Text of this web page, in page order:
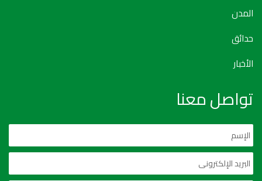
المدن
حدائق
الأخبار
تواصل معنا